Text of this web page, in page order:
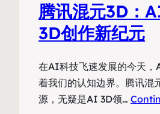
腾讯混元3D：
3D创作新纪元
在AI科技飞速发展的今天，
着我们的认知边界。腾讯混
源，无疑是AI 3D领…